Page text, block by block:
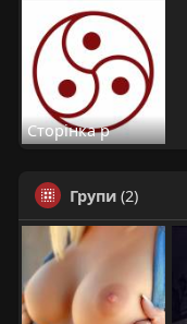
Сторінка р
Групи (2)